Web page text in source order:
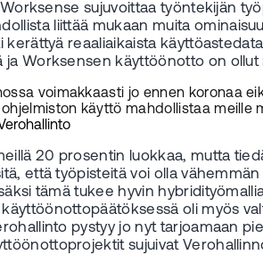
sujuvoittaa työntekijän
liittää mukaan muita
kerättyä reaaliaikaista
Worksensen käyttöönotto on
voimakkaasti jo ennen koronaa
käyttö mahdollistaa
20 prosentin luokkaa, mutta
että työpisteitä voi olla
tämä tukee hyvin
oli myös
pystyy jo nyt tarjoamaan
sujuivat